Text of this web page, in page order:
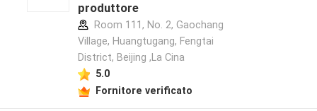
produttore
Room 111, No. 2, Gaochang
Village, Huangtugang, Fengtai
District, Beijing ,La Cina
5.0
Fornitore verificato